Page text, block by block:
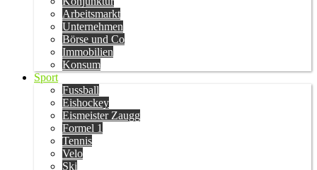
Arbeitsmarkt
Unternehmen
Börse und Co
Immobilien
Konsum
Sport
Fussball
Eishockey
Eismeister Zaugg
Formel 1
Tennis
Velo
Ski